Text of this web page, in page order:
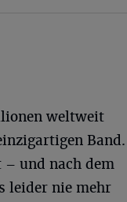
weltweit
Band.
– und nach dem
leider nie mehr